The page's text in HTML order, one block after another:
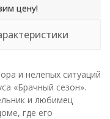
и нелепых ситуаций
«Брачный сезон».
и любимец
где его